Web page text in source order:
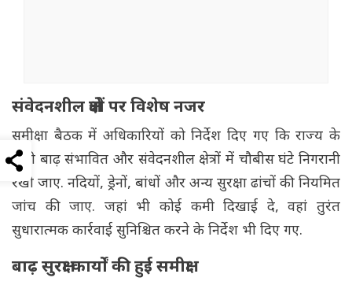
संवेदनशील क्षेत्रों पर विशेष नजर
समीक्षा बैठक में अधिकारियों को निर्देश दिए गए कि राज्य के
सभी बाढ़ संभावित और संवेदनशील क्षेत्रों में चौबीस घंटे निगरानी
रखी जाए. नदियों, ड्रेनों, बांधों और अन्य सुरक्षा ढांचों की नियमित
जांच की जाए. जहां भी कोई कमी दिखाई दे, वहां तुरंत
सुधारात्मक कार्रवाई सुनिश्चित करने के निर्देश भी दिए गए.
बाढ़ सुरक्षा कार्यों की हुई समीक्षा